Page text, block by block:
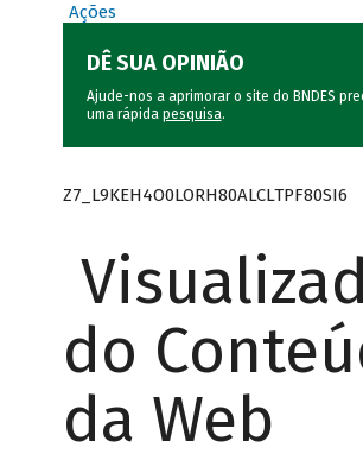
Ações
DÊ SUA OPINIÃO
Ajude-nos a aprimorar o site do BNDES
uma rápida pesquisa.
Z7_L9KEH4O0LORH80ALCLTPF80SI6
do
da Web